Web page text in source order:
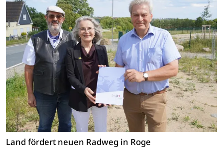
Land fördert neuen Radweg in Roge